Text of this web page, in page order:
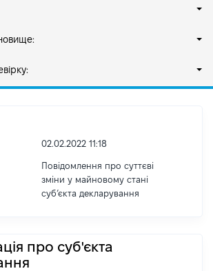
02.02.2022 11:18
Повідомлення про суттєві
зміни у майновому стані
субʼєкта декларування
про суб'єкта